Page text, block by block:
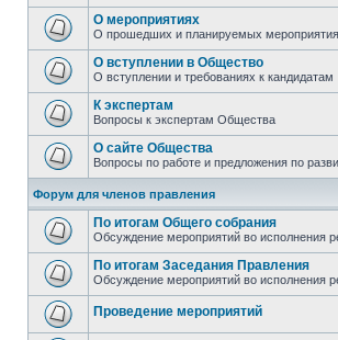
О мероприятиях
О прошедших и планируемых
О вступлении в Общество
О вступлении и требованиях к кандидатам
К экспертам
Вопросы к экспертам Общества
О сайте Общества
Вопросы по работе и предложения по
Форум для членов правления
По итогам Общего собрания
Обсуждение мероприятий во исполнения
По итогам Заседания Правления
Обсуждение мероприятий во исполнения
Проведение мероприятий